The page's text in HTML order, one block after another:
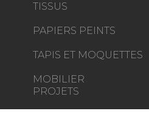
TISSUS
PAPIERS PEINTS
TAPIS ET MOQUETTES
MOBILIER
PROJETS